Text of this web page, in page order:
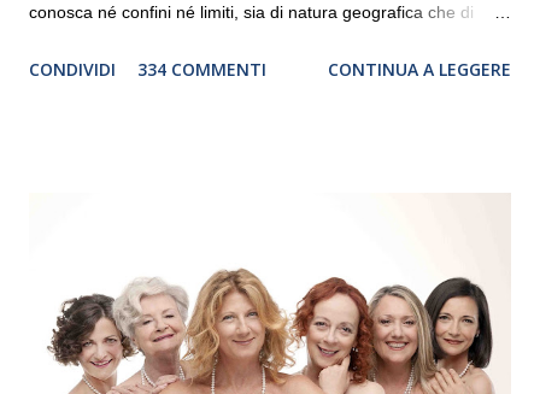
conosca né confini né limiti, sia di natura geografica che di
debutterà il 10 settembre a Heiden, in Germania, e toccherà, in
“Settembre dell’Accademia” dove si esibirà per il secondo anno
consecutivo. Il pubblico milanese avrà il piacere di applaudire i
giovani artisti della Baltic Sea Youth Philharmonic per la quarta
volta. L’orchestra, fondata nel 2008 da Kristjan Järvi (affiancato
CONDIVIDI 334 COMMENTI CONTINUA A LEGGERE